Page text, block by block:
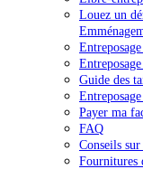
Louez un
Guide des
Payer ma
FAQ
Conseils
Fournitures